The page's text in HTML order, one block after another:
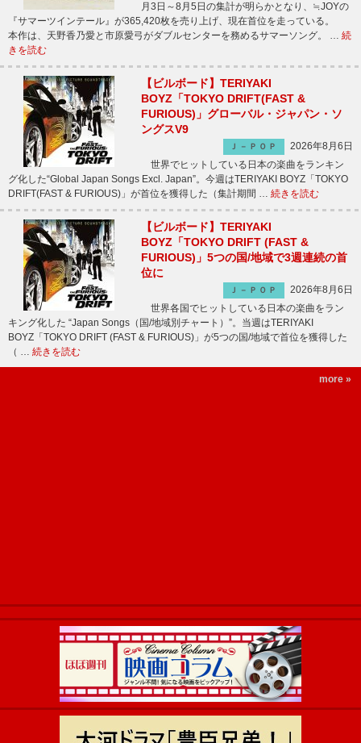
月3日～8月5日の集計が明らかとなり、≒JOYの
『サマーツインテール』が365,420枚を売り上げ、現在首位を走っている。
本作は、天野香乃愛と市原愛弓がダブルセンターを務めるサマーソング。 … 続
きを読む
【ビルボード】TERIYAKI
BOYZ「TOKYO DRIFT(FAST &
FURIOUS)」グローバル・ジャパン・ソ
ングスV9
Ｊ－ＰＯＰ
2026年8月6日
世界でヒットしている日本の楽曲をランキン
グ化した“Global Japan Songs Excl. Japan”。今週はTERIYAKI BOYZ「TOKYO
DRIFT(FAST & FURIOUS)」が首位を獲得した（集計期間 … 続きを読む
【ビルボード】TERIYAKI
BOYZ「TOKYO DRIFT (FAST &
FURIOUS)」5つの国/地域で3週連続の首
位に
Ｊ－ＰＯＰ
2026年8月6日
世界各国でヒットしている日本の楽曲をラン
キング化した “Japan Songs（国/地域別チャート）”。当週はTERIYAKI
BOYZ「TOKYO DRIFT (FAST & FURIOUS)」が5つの国/地域で首位を獲得した
（ … 続きを読む
more »